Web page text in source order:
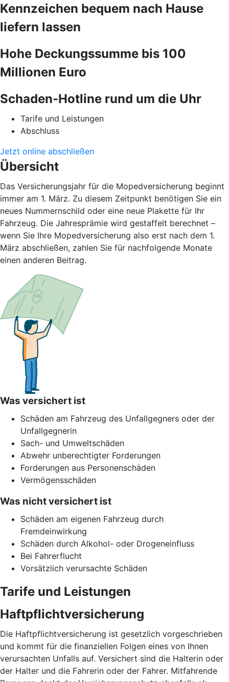
Kennzeichen bequem nach Hause
liefern lassen
Hohe Deckungssumme bis 100
Millionen Euro
Schaden-Hotline rund um die Uhr
Tarife und Leistungen
Abschluss
Jetzt online abschließen
Übersicht
Das Versicherungsjahr für die Mopedversicherung beginnt
immer am 1. März. Zu diesem Zeitpunkt benötigen Sie ein
neues Nummernschild oder eine neue Plakette für Ihr
Fahrzeug. Die Jahresprämie wird gestaffelt berechnet –
wenn Sie Ihre Mopedversicherung also erst nach dem 1.
März abschließen, zahlen Sie für nachfolgende Monate
einen anderen Beitrag.
Was versichert ist
Schäden am Fahrzeug des Unfallgegners oder der
Unfallgegnerin
Sach- und Umweltschäden
Abwehr unberechtigter Forderungen
Forderungen aus Personenschäden
Vermögensschäden
Was nicht versichert ist
Schäden am eigenen Fahrzeug durch
Fremdeinwirkung
Schäden durch Alkohol- oder Drogeneinfluss
Bei Fahrerflucht
Vorsätzlich verursachte Schäden
Tarife und Leistungen
Haftpflichtversicherung
Die Haftpflichtversicherung ist gesetzlich vorgeschrieben
und kommt für die finanziellen Folgen eines von Ihnen
verursachten Unfalls auf. Versichert sind die Halterin oder
der Halter und die Fahrerin oder der Fahrer. Mitfahrende